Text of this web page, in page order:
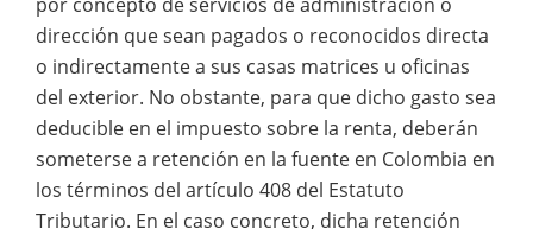
dirección que sean pagados o reconocidos directa
o indirectamente a sus casas matrices u oficinas
del exterior. No obstante, para que dicho gasto sea
deducible en el impuesto sobre la renta, deberán
someterse a retención en la fuente en Colombia en
los términos del artículo 408 del Estatuto
Tributario. En el caso concreto, dicha retención